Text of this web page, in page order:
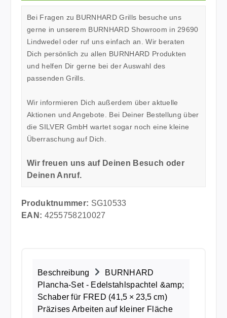
Bei Fragen zu BURNHARD Grills besuche uns
gerne in unserem BURNHARD Showroom in 29690
Lindwedel oder ruf uns einfach an. Wir beraten
Dich persönlich zu allen BURNHARD Produkten
und helfen Dir gerne bei der Auswahl des
passenden Grills.
Wir informieren Dich außerdem über aktuelle
Aktionen und Angebote. Bei Deiner Bestellung über
die SILVER GmbH wartet sogar noch eine kleine
Überraschung auf Dich.
Wir freuen uns auf Deinen Besuch oder
Deinen Anruf.
Produktnummer: SG10533
EAN: 4255758210027
Beschreibung
BURNHARD
Plancha‑Set - Edelstahlspachtel &amp;
Schaber für FRED (41,5 × 23,5 cm)
Präzises Arbeiten auf kleiner Fläche